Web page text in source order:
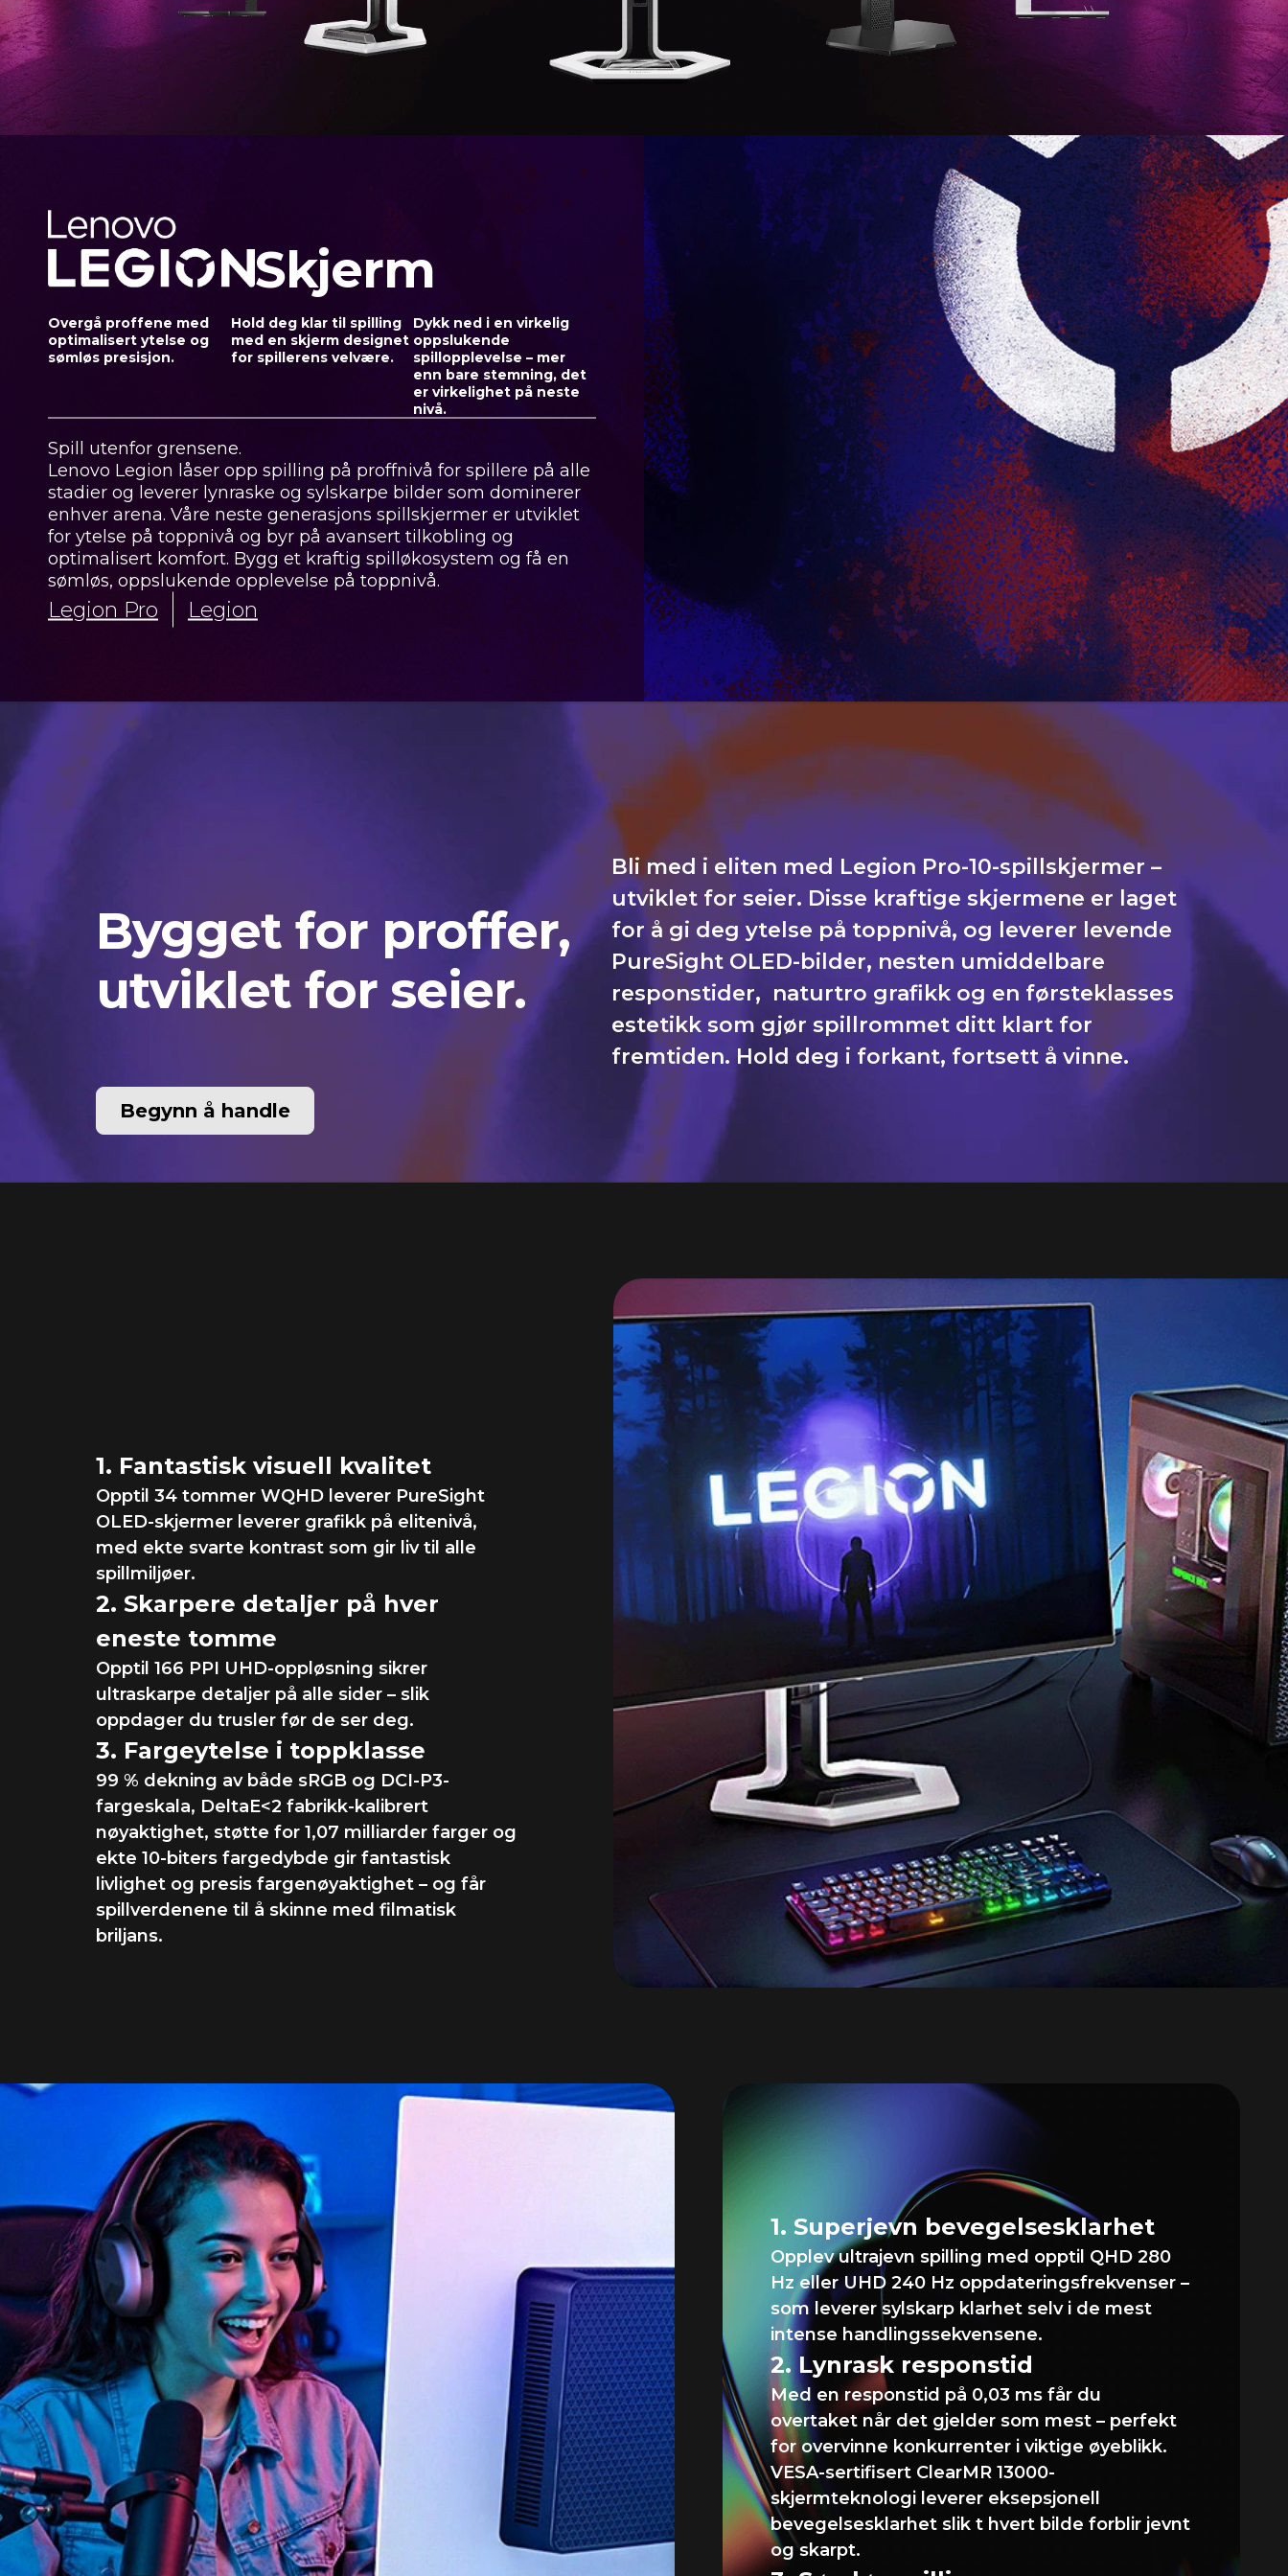
m
e
Skjerm
Overgå proffene med
optimalisert ytelse og
sømløs presisjon.
Hold deg klar til spilling
med en skjerm designet
for spillerens velvære.
Dykk ned i en virkelig
oppslukende
spillopplevelse – mer
enn bare stemning, det
er virkelighet på neste
nivå.
Spill utenfor grensene.
Lenovo Legion låser opp spilling på proffnivå for spillere på alle
stadier og leverer lynraske og sylskarpe bilder som dominerer
enhver arena. Våre neste generasjons spillskjermer er utviklet
for ytelse på toppnivå og byr på avansert tilkobling og
optimalisert komfort. Bygg et kraftig spilløkosystem og få en
sømløs, oppslukende opplevelse på toppnivå.
Legion Pro Legion
Legion Pro
Bygget for proffer,
utviklet for seier.
Bli med i eliten med Legion Pro-10-spillskjermer –
utviklet for seier. Disse kraftige skjermene er laget
for å gi deg ytelse på toppnivå, og leverer levende
PureSight OLED-bilder, nesten umiddelbare
responstider, naturtro grafikk og en førsteklasses
estetikk som gjør spillrommet ditt klart for
fremtiden. Hold deg i forkant, fortsett å vinne.
Begynn å handle
1. Fantastisk visuell kvalitet
Opptil 34 tommer WQHD leverer PureSight
OLED-skjermer leverer grafikk på elitenivå,
med ekte svarte kontrast som gir liv til alle
spillmiljøer.
2. Skarpere detaljer på hver
eneste tomme
Opptil 166 PPI UHD-oppløsning sikrer
ultraskarpe detaljer på alle sider – slik
oppdager du trusler før de ser deg.
3. Fargeytelse i toppklasse
99 % dekning av både sRGB og DCI-P3-
fargeskala, DeltaE<2 fabrikk-kalibrert
nøyaktighet, støtte for 1,07 milliarder farger og
ekte 10-biters fargedybde gir fantastisk
livlighet og presis fargenøyaktighet – og får
spillverdenene til å skinne med filmatisk
briljans.
Lynrask grafikk og
silkejevn spilling
1. Superjevn bevegelsesklarhet
Opplev ultrajevn spilling med opptil QHD 280
Hz eller UHD 240 Hz oppdateringsfrekvenser –
som leverer sylskarp klarhet selv i de mest
intense handlingssekvensene.
2. Lynrask responstid
Med en responstid på 0,03 ms får du
overtaket når det gjelder som mest – perfekt
for overvinne konkurrenter i viktige øyeblikk.
VESA-sertifisert ClearMR 13000-
skjermteknologi leverer eksepsjonell
bevegelsesklarhet slik t hvert bilde forblir jevnt
og skarpt.